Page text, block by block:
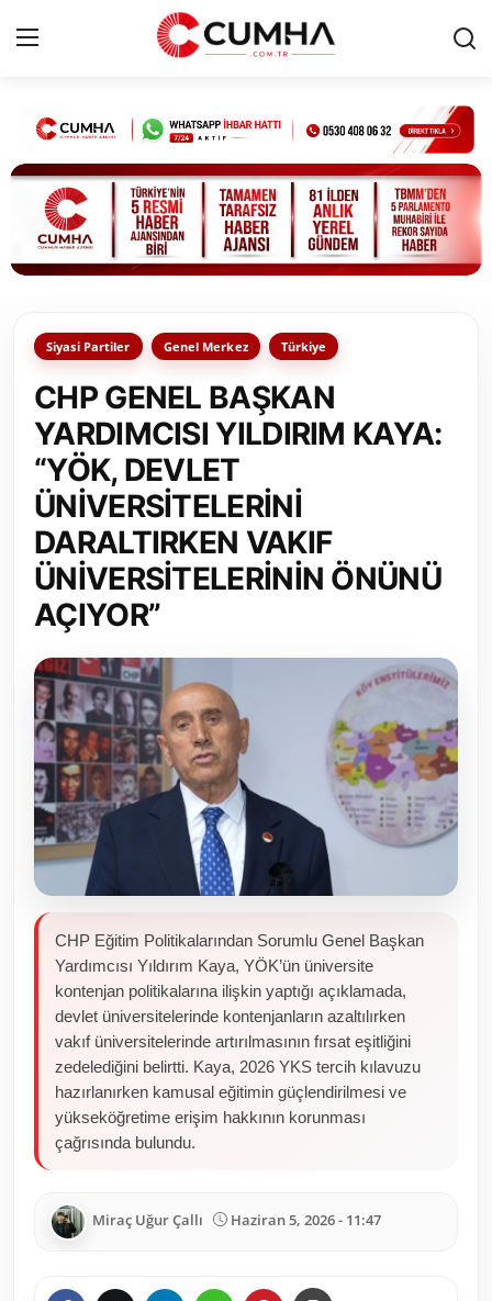
Kurumsal
Cumhurbaşkanlığı
Bakanlıklar
Siyasi Partiler
Yerel Yönetimler
Mülki İdare
Toplum ve Yaşam
Sivil Toplum Kuruluşları
Kamu Kurumları ve Üst Kurullar
Resmi Reklamlar
Siyasi Partiler Genel Merkez Türkiye
CHP GENEL BAŞKAN
YARDIMCISI YILDIRIM KAYA:
“YÖK, DEVLET
ÜNİVERSİTELERİNİ
DARALTIRKEN VAKIF
ÜNİVERSİTELERİNİN ÖNÜNÜ
AÇIYOR”
CHP Eğitim Politikalarından Sorumlu Genel Başkan
Yardımcısı Yıldırım Kaya, YÖK’ün üniversite
kontenjan politikalarına ilişkin yaptığı açıklamada,
devlet üniversitelerinde kontenjanların azaltılırken
vakıf üniversitelerinde artırılmasının fırsat eşitliğini
zedelediğini belirtti. Kaya, 2026 YKS tercih kılavuzu
hazırlanırken kamusal eğitimin güçlendirilmesi ve
yükseköğretime erişim hakkının korunması
çağrısında bulundu.
Miraç Uğur Çallı Haziran 5, 2026 - 11:47